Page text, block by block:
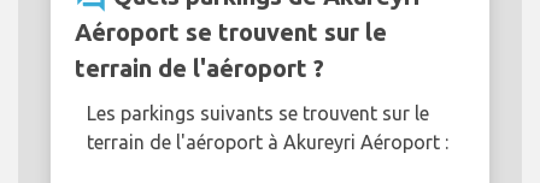
Aéroport se trouvent sur le
terrain de l'aéroport ?
Les parkings suivants se trouvent sur le
terrain de l'aéroport à Akureyri Aéroport :